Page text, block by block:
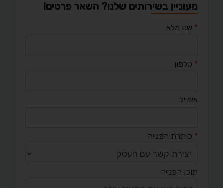
מעוניין בשירותים שלנו? השאר פרטים!
* שם מלא
* טלפון
אימייל
* כותרת הפנייה
תוכן הפנייה